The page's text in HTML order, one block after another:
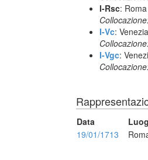
I-Rsc:
I-Vc:
I-Vgc:
Data
19/01/1713